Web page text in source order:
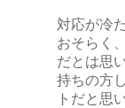
対応が冷
おそらく
だとは思
持ちの方
トだと思